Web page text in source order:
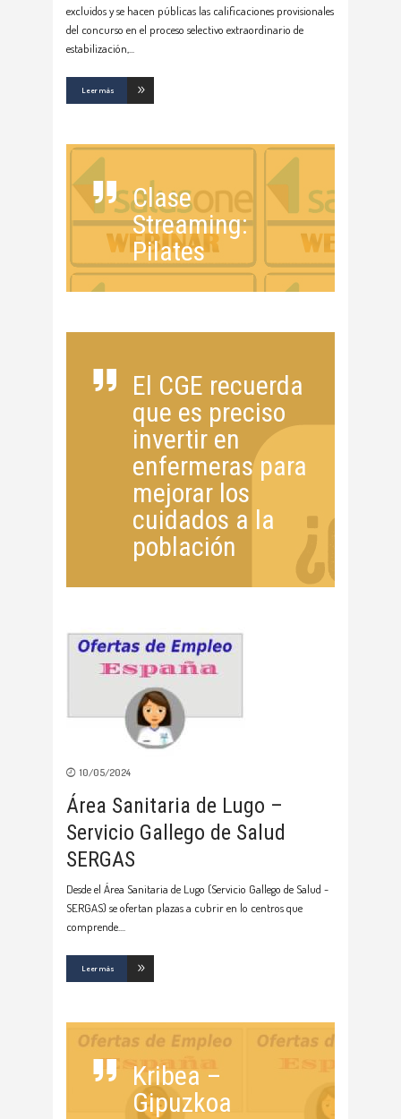
excluidos y se hacen públicas las calificaciones provisionales
del concurso en el proceso selectivo extraordinario de
estabilización,
Leer más
Clase
Streaming:
Pilates
El CGE recuerda
que es preciso
invertir en
enfermeras para
mejorar los
cuidados a la
población
10/05/2024
Área Sanitaria de Lugo –
Servicio Gallego de Salud
SERGAS
Desde el Área Sanitaria de Lugo (Servicio Gallego de Salud -
SERGAS) se ofertan plazas a cubrir en lo centros que
comprende.
Leer más
Kribea –
Gipuzkoa